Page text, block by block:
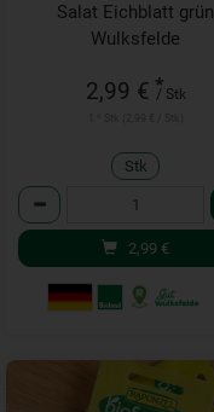
Salat Eichblatt grün
Wulksfelde
2,99 € *
/ Stk
Stk
Anzahl
2,99 €